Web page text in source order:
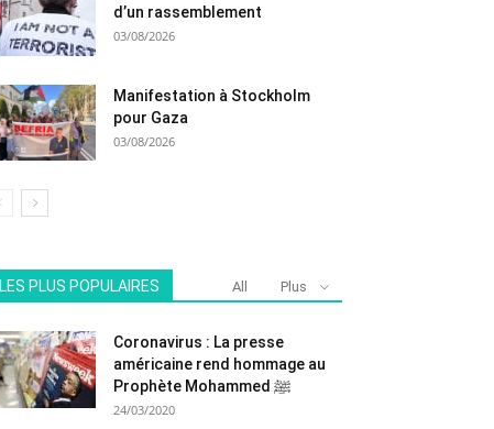
d’un rassemblement
03/08/2026
Manifestation à Stockholm
pour Gaza
03/08/2026
LES PLUS POPULAIRES All Plus
Coronavirus : La presse
américaine rend hommage au
Prophète Mohammed ﷺ
24/03/2020